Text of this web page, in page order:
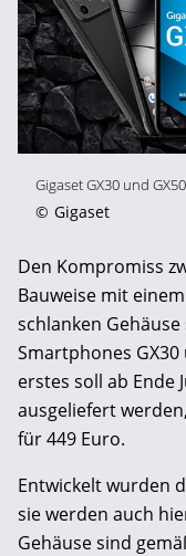
Gigaset GX30 und GX50
© Gigaset
Den Kompromiss
Bauweise mit
schlanken
Smartphones GX30
erstes soll ab Ende
ausgeliefert
für 449 Euro.
Entwickelt wurden
sie werden auch
Gehäuse sind